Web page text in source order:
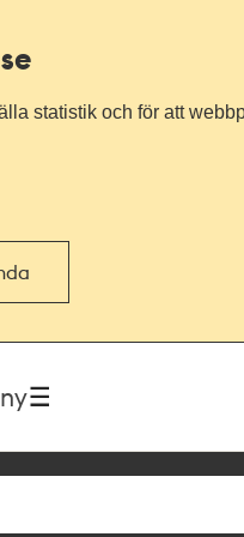
statistik och för att